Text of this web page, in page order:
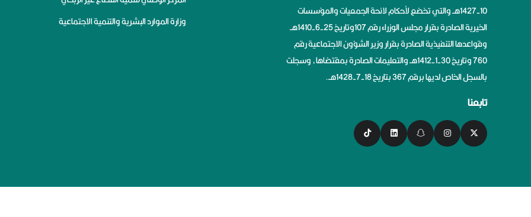
10-1427هــ والتي تخضع لأحكام لائحة الجمعيات والمؤسسات
الخيرية الصادرة بقرار مجلس الوزراء رقم 107وتاريخ 25-6-1410هــ
وقواعدها التنفيذية الصادرة بقرار وزير الشؤون الاجتماعية رقم
760 وتاريخ 30-1-1412هــ والتعليمات الصادرة بمقتضاها، وسجلت
بالسجل الخاص لديها برقم 367 بتاريخ 18-7-1428هــ.
تابعنا
وزارة الموارد البشرية والتنمية الاجتماعية